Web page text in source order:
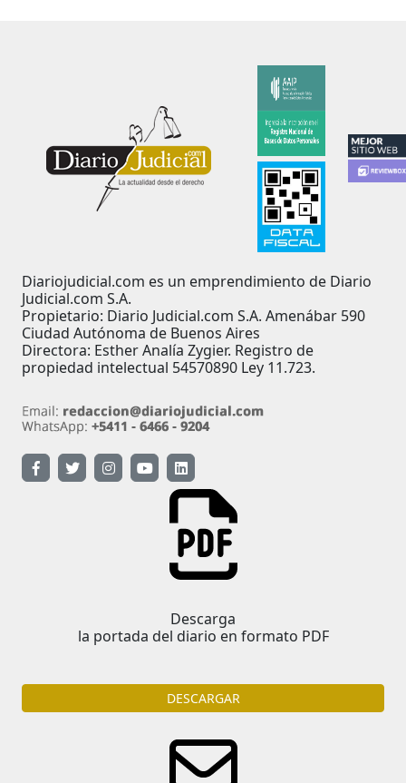
Diariojudicial.com es un emprendimiento de Diario
Judicial.com S.A.
Propietario: Diario Judicial.com S.A. Amenábar 590
Ciudad Autónoma de Buenos Aires
Directora: Esther Analía Zygier. Registro de
propiedad intelectual 54570890 Ley 11.723.
Descarga
la portada del diario en formato PDF
DESCARGAR